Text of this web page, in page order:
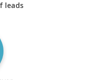
leads